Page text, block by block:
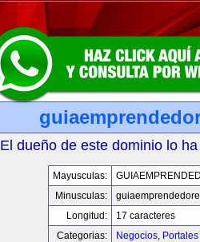
El dueño de este dominio lo
Mayusculas:
Minusculas:
Longitud:
17 caracteres
Categorias:
Negocios, Portales